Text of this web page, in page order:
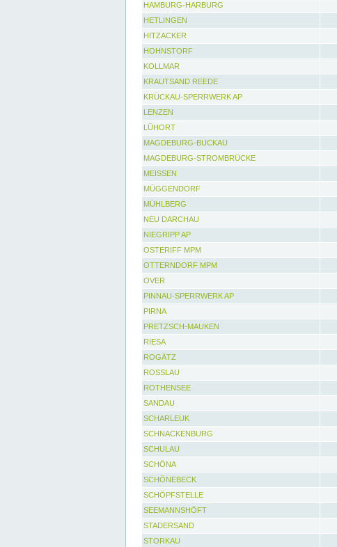
HAMBURG-HARBURG
HETLINGEN
HITZACKER
HOHNSTORF
KOLLMAR
KRAUTSAND REEDE
KRÜCKAU-SPERRWERK AP
LENZEN
LÜHORT
MAGDEBURG-BUCKAU
MAGDEBURG-STROMBRÜCKE
MEISSEN
MÜGGENDORF
MÜHLBERG
NEU DARCHAU
NIEGRIPP AP
OSTERIFF MPM
OTTERNDORF MPM
OVER
PINNAU-SPERRWERK AP
PIRNA
PRETZSCH-MAUKEN
RIESA
ROGÄTZ
ROSSLAU
ROTHENSEE
SANDAU
SCHARLEUK
SCHNACKENBURG
SCHULAU
SCHÖNA
SCHÖNEBECK
SCHÖPFSTELLE
SEEMANNSHÖFT
STADERSAND
STORKAU